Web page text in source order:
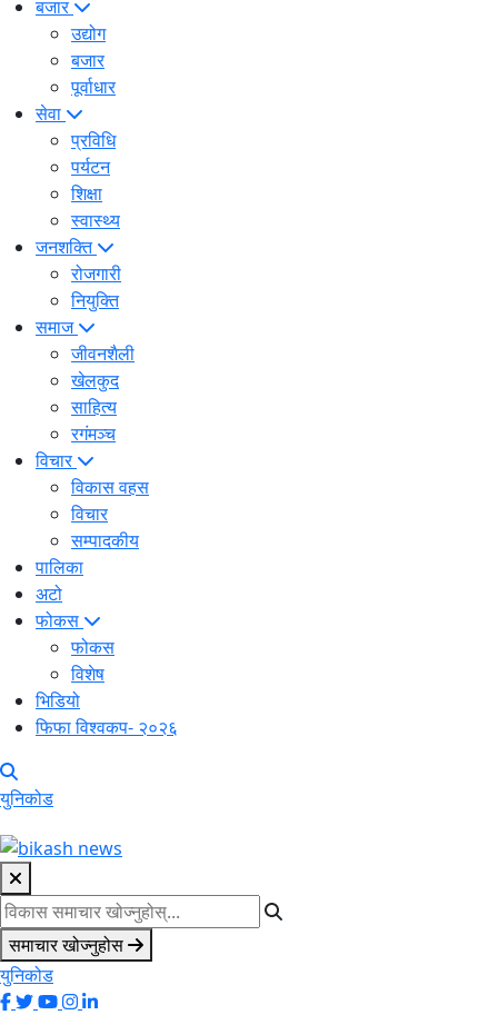
बजार
उद्योग
बजार
पूर्वाधार
सेवा
प्रविधि
पर्यटन
शिक्षा
स्वास्थ्य
जनशक्ति
रोजगारी
नियुक्ति
समाज
जीवनशैली
खेलकुद
साहित्य
रगंमञ्च
विचार
विकास वहस
विचार
सम्पादकीय
पालिका
अटो
फोकस
फोकस
विशेष
भिडियो
फिफा विश्वकप- २०२६
युनिकोड
समाचार खोज्नुहोस
युनिकोड